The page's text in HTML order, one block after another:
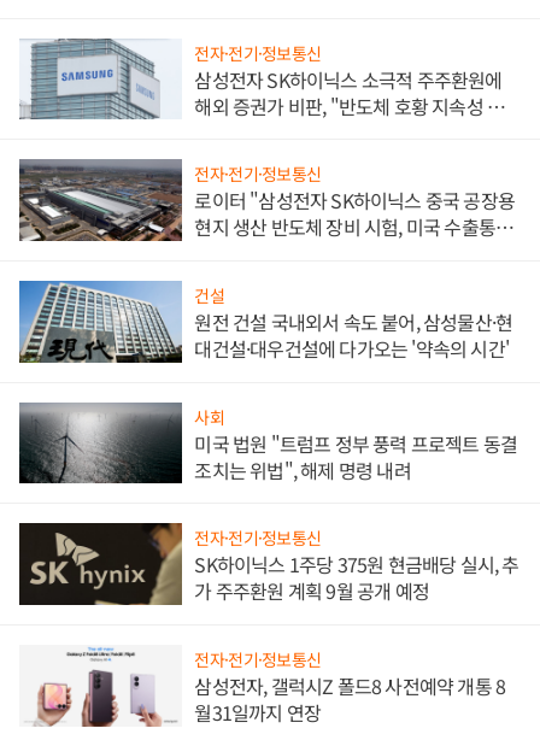
전자·전기·정보통신
삼성전자 SK하이닉스 소극적 주주환원에
해외 증권가 비판, "반도체 호황 지속성 의
전자·전기·정보통신
로이터 "삼성전자 SK하이닉스 중국 공장용
현지 생산 반도체 장비 시험, 미국 수출통제
건설
원전 건설 국내외서 속도 붙어, 삼성물산·현
대건설·대우건설에 다가오는 '약속의 시간'
사회
미국 법원 "트럼프 정부 풍력 프로젝트 동결
조치는 위법", 해제 명령 내려
전자·전기·정보통신
SK하이닉스 1주당 375원 현금배당 실시, 추
가 주주환원 계획 9월 공개 예정
전자·전기·정보통신
삼성전자, 갤럭시Z 폴드8 사전예약 개통 8
월31일까지 연장